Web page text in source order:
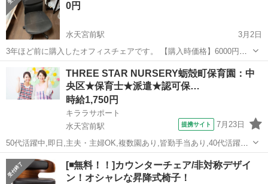
0円
水天宮前駅
3月2日
3年ほど前に購入したオフィスチェアです。 【購入時価格】6000円ぐ
らい 【傷などの状態】キズ1箇所。 【アピールポイント】状態はいい
のでまだまだ使えます！ 【希望取引場所】3/20の前 【希望取引日時】
土日のみ ...
東京 中央区 オフィス
THREE STAR NURSERY蛎殻町保育園：中
央区★保育士★派遣★認可保…
時給1,750円
キララサポート
水天宮前駅
提携サイト 7月23日
50代活躍中,即日,主夫・主婦OK,複数園あり,皆勤手当あり,40代活躍
中,20代活躍中,ブランクOK,30代活躍中,学歴不問 ★保育業務全般 ・ク
ラス担任 ・保育補助 ・掃除や環境整備 ・書類作成 ・保護者対応 な
ど ...
東京 中央区 水天宮前駅 保育士
[◾️無料！！]カウンターチェア/非対称デザイ
ン！オシャレな昇降式椅子！